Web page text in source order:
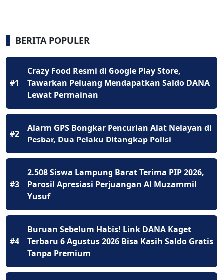
BERITA POPULER
#1
Crazy Food Resmi di Google Play Store,
Tawarkan Peluang Mendapatkan Saldo DANA
Lewat Permainan
#2
Alarm GPS Bongkar Pencurian Alat Nelayan di
Pesbar, Dua Pelaku Ditangkap Polisi
#3
2.508 Siswa Lampung Barat Terima PIP 2026,
Parosil Apresiasi Perjuangan Al Muzammil
Yusuf
#4
Buruan Sebelum Habis! Link DANA Kaget
Terbaru 6 Agustus 2026 Bisa Kasih Saldo Gratis
Tanpa Premium